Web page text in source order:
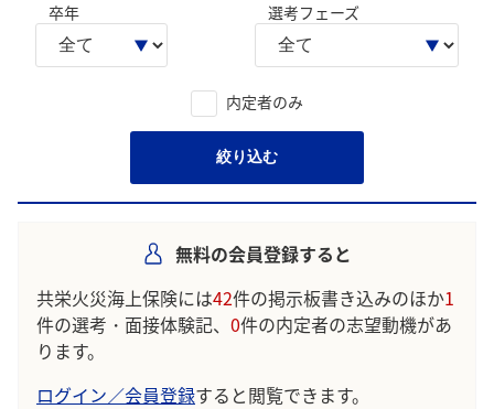
卒年
選考フェーズ
内定者のみ
絞り込む
無料の会員登録すると
共栄火災海上保険には42件の掲示板書き込みのほか1
件の選考・面接体験記、 0件の内定者の志望動機があ
ります。
ログイン／会員登録すると閲覧できます。